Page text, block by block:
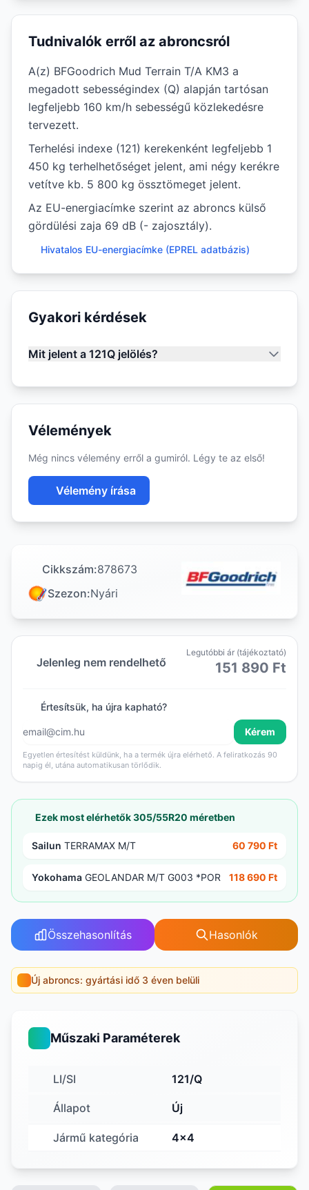
Tudnivalók erről az abroncsról
A(z) BFGoodrich Mud Terrain T/A KM3 a
megadott sebességindex (Q) alapján tartósan
legfeljebb 160 km/h sebességű közlekedésre
tervezett.
Terhelési indexe (121) kerekenként legfeljebb 1
450 kg terhelhetőséget jelent, ami négy kerékre
vetítve kb. 5 800 kg össztömeget jelent.
Az EU-energiacímke szerint az abroncs külső
gördülési zaja 69 dB (- zajosztály).
Hivatalos EU-energiacímke (EPREL adatbázis)
Gyakori kérdések
Mit jelent a 121Q jelölés?
Vélemények
Még nincs vélemény erről a gumiról. Légy te az első!
Vélemény írása
Cikkszám:878673
Szezon:Nyári
Jelenleg nem rendelhető
Legutóbbi ár (tájékoztató)
151 890 Ft
Értesítsük, ha újra kapható?
Kérem
Egyetlen értesítést küldünk, ha a termék újra elérhető. A feliratkozás 90
napig él, utána automatikusan törlődik.
Ezek most elérhetők 305/55R20 méretben
Sailun TERRAMAX M/T 60 790 Ft
Yokohama GEOLANDAR M/T G003 *POR 118 690 Ft
Összehasonlítás Hasonlók
Új abroncs: gyártási idő 3 éven belüli
Műszaki Paraméterek
LI/SI 121/Q
Állapot Új
Jármű kategória 4x4